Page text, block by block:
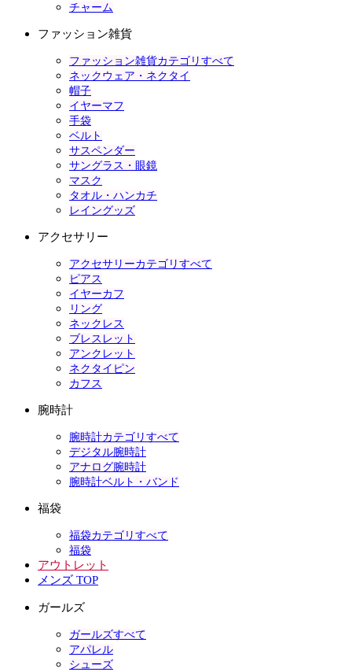
チャーム
ファッション雑貨
ファッション雑貨カテゴリすべて
ネックウェア・ネクタイ
帽子
イヤーマフ
手袋
ベルト
サスペンダー
サングラス・眼鏡
マスク
タオル・ハンカチ
レイングッズ
アクセサリー
アクセサリーカテゴリすべて
ピアス
イヤーカフ
リング
ネックレス
ブレスレット
アンクレット
ネクタイピン
カフス
腕時計
腕時計カテゴリすべて
デジタル腕時計
アナログ腕時計
腕時計ベルト・バンド
福袋
福袋カテゴリすべて
福袋
アウトレット
メンズ TOP
ガールズ
ガールズすべて
アパレル
シューズ